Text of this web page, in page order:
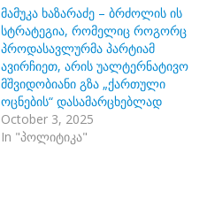
მამუკა ხაზარაძე – ბრძოლის ის
სტრატეგია, რომელიც როგორც
პროდასავლურმა პარტიამ
ავირჩიეთ, არის უალტერნატივო
მშვიდობიანი გზა „ქართული
ოცნების“ დასამარცხებლად
October 3, 2025
In "პოლიტიკა"